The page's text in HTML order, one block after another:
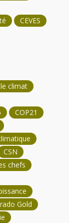
CEVES
climat
COP21
CSN
chefs
Gold